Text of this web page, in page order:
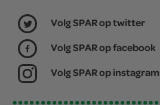
Volg SPAR op twitter
Volg SPAR op facebook
Volg SPAR op instagram